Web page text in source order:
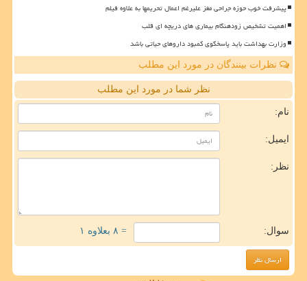
پیشرفت خوب حوزه جراحی مغز علیرغم اعمال تحریمها به علاوه فیلم
اهمیت تشخیص زودهنگام بیماری های دریچه ای قلب
وزارت بهداشت باید پاسخگوی کمبود داروهای حیاتی باشد
نظرات بینندگان در مورد این مطلب
نظر شما در مورد این مطلب
نام:
ایمیل:
نظر:
سوال: = ۸ بعلاوه ۱